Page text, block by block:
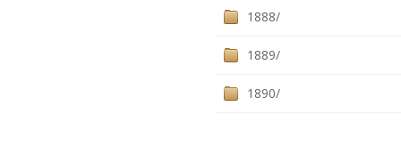
1888/
1889/
1890/